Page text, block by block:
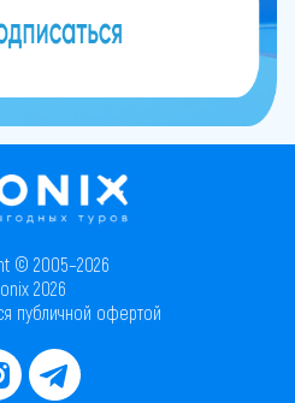
© 2005–2026
2026
публичной офертой